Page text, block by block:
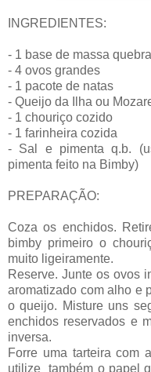
INGREDIENTES:
- 1 base de massa
- 4 ovos grandes
- 1 pacote de natas
- Queijo da Ilha ou
- 1 chouriço cozido
- 1 farinheira cozida
- Sal e pimenta q.b.
pimenta feito na Bimby)
PREPARAÇÃO:
Coza os enchidos.
bimby primeiro o
muito ligeiramente.
Reserve. Junte os ovos
aromatizado com alho e
o queijo. Misture uns
enchidos reservados e
inversa.
Forre uma tarteira com
utilize também o papel